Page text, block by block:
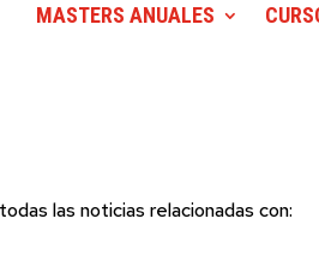
MASTERS ANUALES
las noticias relacionadas con: